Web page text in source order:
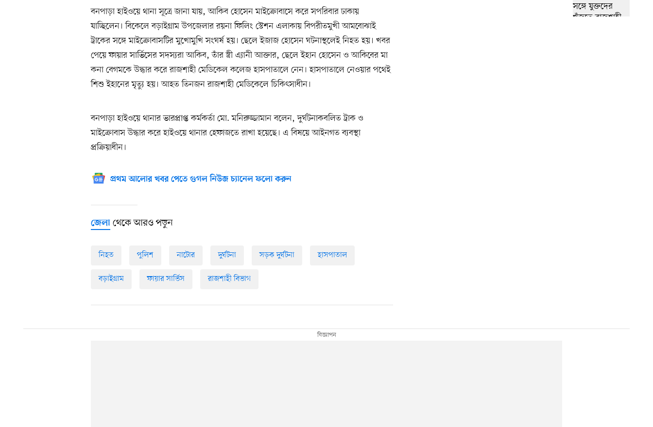
বনপাড়া হাইওয়ে থানা সূত্রে জানা যায়, আকিব হোসেন মাইক্রোবাসে করে সপরিবার ঢাকায়
যাচ্ছিলেন। বিকেলে বড়াইগ্রাম উপজেলার রয়না ফিলিং স্টেশন এলাকায় বিপরীতমুখী আমবোঝাই
ট্রাকের সঙ্গে মাইক্রোবাসটির মুখোমুখি সংঘর্ষ হয়। ছেলে ইজাজ হোসেন ঘটনাস্থলেই নিহত হয়। খবর
পেয়ে ফায়ার সার্ভিসের সদস্যরা আকিব, তাঁর স্ত্রী এ্যানী আক্তার, ছেলে ইহান হোসেন ও আকিবের মা
কনা বেগমকে উদ্ধার করে রাজশাহী মেডিকেল কলেজ হাসপাতালে নেন। হাসপাতালে নেওয়ার পথেই
শিশু ইহানের মৃত্যু হয়। আহত তিনজন রাজশাহী মেডিকেলে চিকিৎসাধীন।
বনপাড়া হাইওয়ে থানার ভারপ্রাপ্ত কর্মকর্তা মো. মনিরুজ্জামান বলেন, দুর্ঘটনাকবলিত ট্রাক ও
মাইক্রোবাস উদ্ধার করে হাইওয়ে থানার হেফাজতে রাখা হয়েছে। এ বিষয়ে আইনগত ব্যবস্থা
প্রক্রিয়াধীন।
প্রথম আলোর খবর পেতে গুগল নিউজ চ্যানেল ফলো করুন
জেলা থেকে আরও পড়ুন
নিহত পুলিশ নাটোর দুর্ঘটনা সড়ক দুর্ঘটনা হাসপাতাল
বড়াইগ্রাম ফায়ার সার্ভিস রাজশাহী বিভাগ